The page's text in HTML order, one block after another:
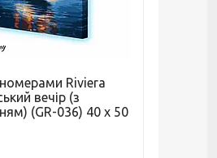
Riviera
вечір (з
(GR-036) 40 х 50